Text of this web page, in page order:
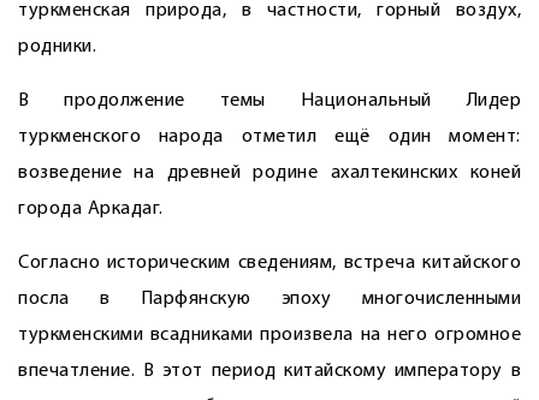
туркменская природа, в частности, горный воздух,
родники.
В продолжение темы Национальный Лидер
туркменского народа отметил ещё один момент:
возведение на древней родине ахалтекинских коней
города Аркадаг.
Согласно историческим сведениям, встреча китайского
посла в Парфянскую эпоху многочисленными
туркменскими всадниками произвела на него огромное
впечатление. В этот период китайскому императору в